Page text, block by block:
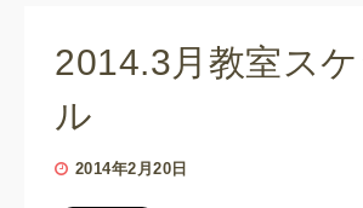
2014.3月教室ス
ル
2014年2月20日